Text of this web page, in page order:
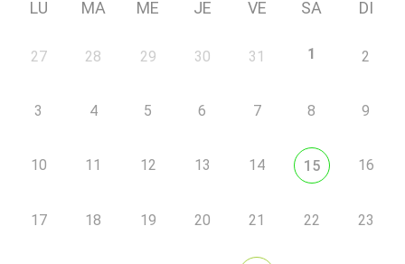
LU MA ME JE VE SA DI
27 28 29 30 31 1 2
3 4 5 6 7 8 9
10 11 12 13 14 15 16
17 18 19 20 21 22 23